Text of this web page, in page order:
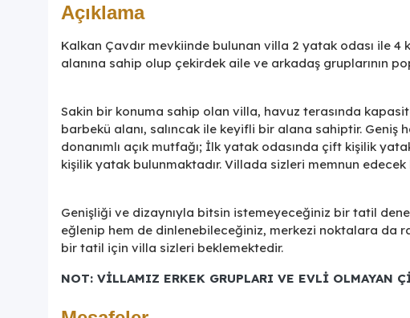
Açıklama
Kalkan Çavdır mevkiinde bulunan villa 2 yatak odası ile
alanına sahip olup çekirdek aile ve arkadaş gruplarının
Sakin bir konuma sahip olan villa, havuz terasında
barbekü alanı, salıncak ile keyifli bir alana sahiptir.
donanımlı açık mutfağı; İlk yatak odasında çift kişilik
kişilik yatak bulunmaktadır. Villada sizleri memnun
Genişliği ve dizaynıyla bitsin istemeyeceğiniz bir tatil
eğlenip hem de dinlenebileceğiniz, merkezi noktalara da
bir tatil için villa sizleri beklemektedir.
NOT: VİLLAMIZ ERKEK GRUPLARI VE EVLİ OLMAYAN